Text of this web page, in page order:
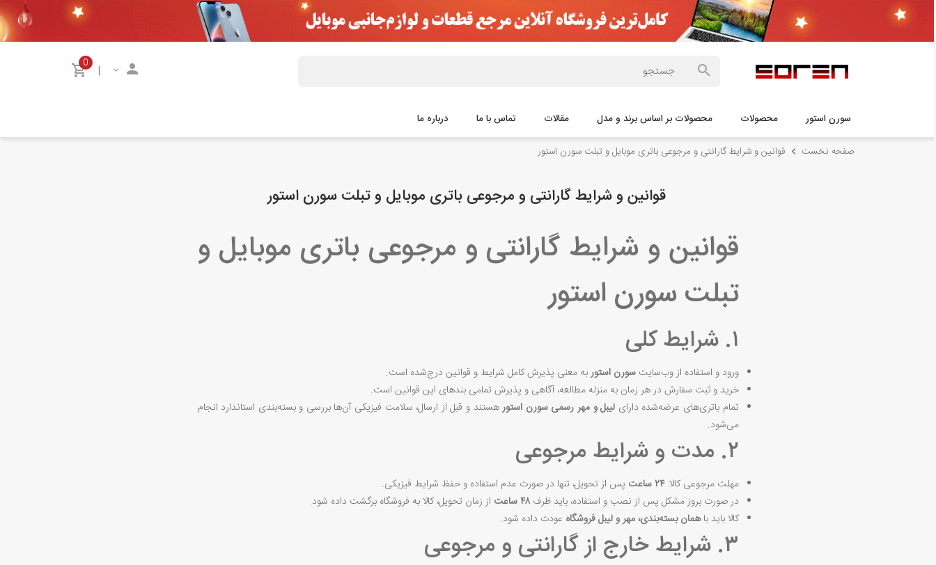
0
سورن استور محصولات محصولات بر اساس برند و مدل مقالات تماس با ما درباره ما
صفحه نخست قوانین و شرایط گارانتی و مرجوعی باتری موبایل و تبلت سورن استور
قوانین و شرایط گارانتی و مرجوعی باتری موبایل و تبلت سورن استور
قوانین و شرایط گارانتی و مرجوعی باتری موبایل و
تبلت سورن استور
۱. شرایط کلی
ورود و استفاده از وب‌سایت سورن استوربه معنی پذیرش کامل شرایط و قوانین درج‌شده است.
خرید و ثبت سفارش در هر زمان به منزله مطالعه، آگاهی و پذیرش تمامی بندهای این قوانین است.
تمام باتری‌های عرضه‌شده دارای لیبل و مهر رسمی سورن استورهستند و قبل از ارسال، سلامت فیزیکی آن‌ها بررسی و بسته‌بندی استاندارد انجام
می‌شود.
۲. مدت و شرایط مرجوعی
مهلت مرجوعی کالا: ۲۴ ساعت
پس از تحویل، تنها در صورت عدم استفاده و حفظ شرایط فیزیکی.
در صورت بروز مشکل پس از نصب و استفاده، باید ظرف ۴۸ ساعت
از زمان تحویل، کالا به فروشگاه برگشت داده شود.
کالا باید باهمان بسته‌بندی، مهر و لیبل فروشگاهعودت داده شود.
۳. شرایط خارج از گارانتی و مرجوعی